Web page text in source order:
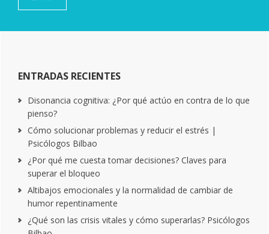
ENTRADAS RECIENTES
Disonancia cognitiva: ¿Por qué actúo en contra de lo que
pienso?
Cómo solucionar problemas y reducir el estrés |
Psicólogos Bilbao
¿Por qué me cuesta tomar decisiones? Claves para
superar el bloqueo
Altibajos emocionales y la normalidad de cambiar de
humor repentinamente
¿Qué son las crisis vitales y cómo superarlas? Psicólogos